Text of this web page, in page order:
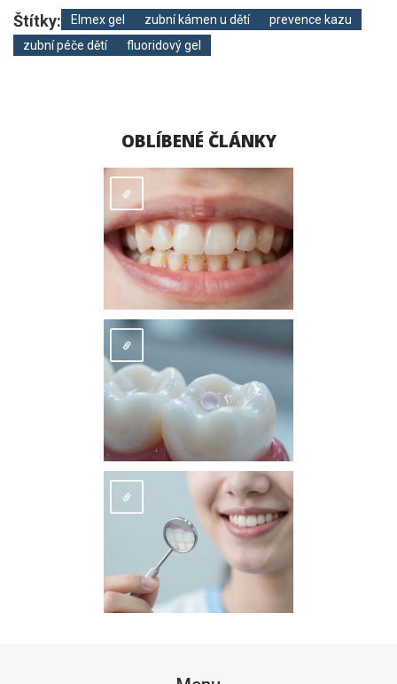
Štítky: Elmex gel zubní kámen u dětí
prevence kazu
zubní péče dětí
fluoridový gel
OBLÍBENÉ ČLÁNKY